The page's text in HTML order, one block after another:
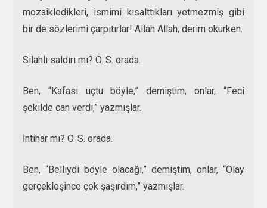
mozaikledikleri, ismimi kısalttıkları yetmezmiş gibi
bir de sözlerimi çarpıtırlar! Allah Allah, derim okurken.
Silahlı saldırı mı? O. S. orada.
Ben, “Kafası uçtu böyle,” demiştim, onlar, “Feci
şekilde can verdi,” yazmışlar.
İntihar mı? O. S. orada.
Ben, “Belliydi böyle olacağı,” demiştim, onlar, “Olay
gerçekleşince çok şaşırdım,” yazmışlar.